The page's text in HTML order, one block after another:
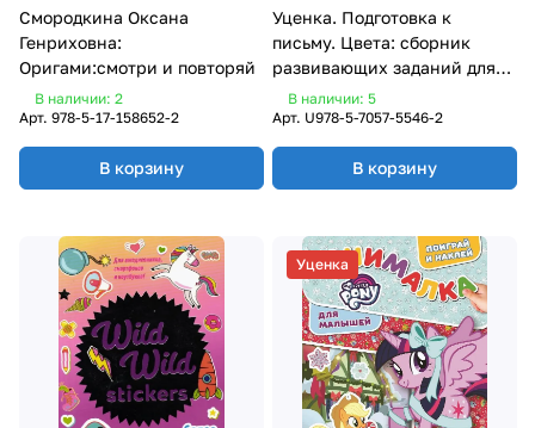
Смородкина Оксана
Генриховна:
Оригами:смотри и повторяй
В наличии: 2
Арт. 978-5-17-158652-2
В корзину
Уценка. Подготовка к
письму. Цвета: сборник
развивающих заданий для
детей от 4 лет. 70 наклеек.
Харченко Т.А.
В наличии: 5
Арт. U978-5-7057-5546-2
В корзину
Уценка